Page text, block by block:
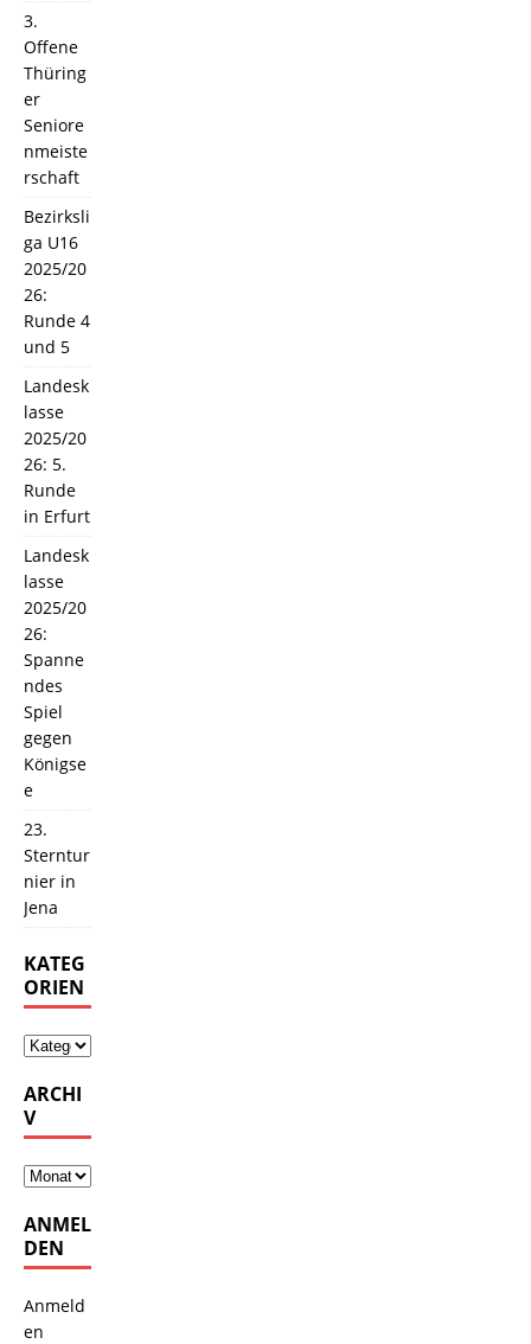
3.
Offene
Thüring
er
Seniore
nmeiste
rschaft
Bezirksli
ga U16
2025/20
26:
Runde 4
und 5
Landesk
lasse
2025/20
26: 5.
Runde
in Erfurt
Landesk
lasse
2025/20
26:
Spanne
ndes
Spiel
gegen
Königse
e
23.
Sterntur
nier in
Jena
KATEG
ORIEN
ARCHI
V
ANMEL
DEN
Anmeld
en